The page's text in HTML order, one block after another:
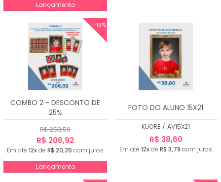
Lançamento
-19%
COMBO 2 - DESCONTO DE
25%
R$ 258,50
R$ 206,92
Em até 12xde R$ 20,25 com juros
Lançamento
FOTO DO ALUNO 15X21
KUORE / AV15X21
R$ 38,60
Em até 12xde R$ 3,78 com juros